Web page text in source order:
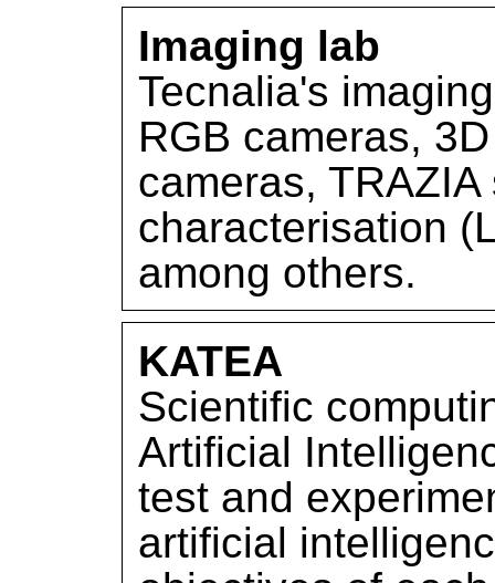
Imaging lab
Tecnalia's
RGB cameras,
cameras,
characterisation
among others.
KATEA
Scientific
Artificial
test and
artificial